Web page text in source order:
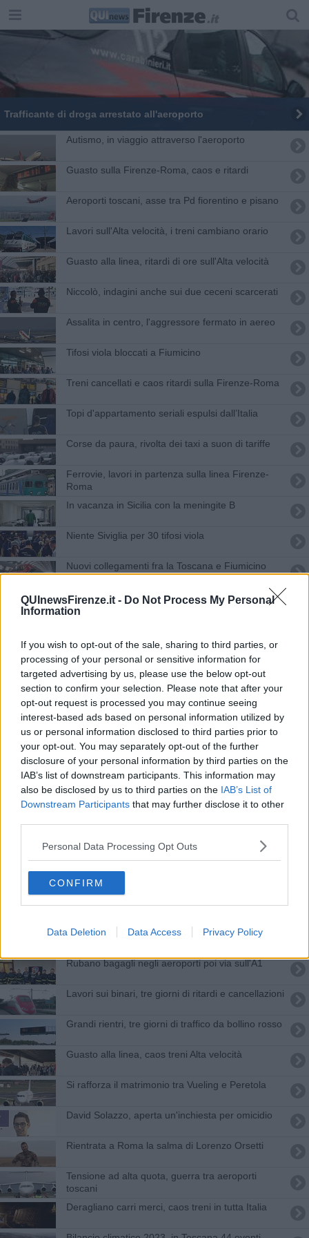
QUInewsFirenze.it - Do Not Process My Personal
Information
If you wish to opt-out of the sale, sharing to third parties, or
processing of your personal or sensitive information for
targeted advertising by us, please use the below opt-out
section to confirm your selection. Please note that after your
opt-out request is processed you may continue seeing
interest-based ads based on personal information utilized by
us or personal information disclosed to third parties prior to
your opt-out. You may separately opt-out of the further
disclosure of your personal information by third parties on the
IAB’s list of downstream participants. This information may
also be disclosed by us to third parties on the IAB’s List of
Downstream Participants that may further disclose it to other
Personal Data Processing Opt Outs
CONFIRM
Data Deletion Data Access Privacy Policy
Trafficante di droga arrestato all'aeroporto
Autismo, in viaggio attraverso l'aeroporto
Guasto sulla Firenze-Roma, caos e ritardi
Aeroporti toscani, asse tra Pd fiorentino e pisano
Lavori sull'Alta velocità, i treni cambiano orario
Guasto alla linea, ritardi di ore sull'Alta velocità
​Niccolò, indagini anche sui due ceceni scarcerati
Assalita in centro, l'aggressore fermato in aereo
Tifosi viola bloccati a Fiumicino
Treni cancellati e caos ritardi sulla Firenze-Roma
Topi d'appartamento seriali espulsi dall’Italia
Corse da paura, rivolta dei taxi a suon di tariffe
Ferrovie, lavori in partenza sulla linea Firenze-
Roma
In vacanza in Sicilia con la meningite B
Niente Siviglia per 30 tifosi viola
Nuovi collegamenti fra la Toscana e Fiumicino
Covid, prorogata la chiusura del Vespucci
Rapine e stalking, due espulsi dall'Italia
Aerei a terra, 24 ore di sciopero nazionale
Lotteria Italia, in Toscana tre premi da 100mila
euro
Lavori sui binari, modifiche sulla linea Firenze-
Roma
Nuovi voli per Tirana
Una valigia di cocaina da Lima a Roma a Firenze
Falsa mima recidiva espulsa dall'Italia
Firenze Marathon e il vincitore senza scarpe
L'aeroporto di Firenze chiude, Pisa resta aperto
Rubano bagagli negli aeroporti poi via sull'A1
Lavori sui binari, tre giorni di ritardi e cancellazioni
Grandi rientri, tre giorni di traffico da bollino rosso
Guasto alla linea, caos treni Alta velocità
Si rafforza il matrimonio tra Vueling e Peretola
David Solazzo, aperta un'inchiesta per omicidio
Rientrata a Roma la salma di Lorenzo Orsetti
Tensione ad alta quota, guerra tra aeroporti
toscani
Deragliano carri merci, caos treni in tutta Italia